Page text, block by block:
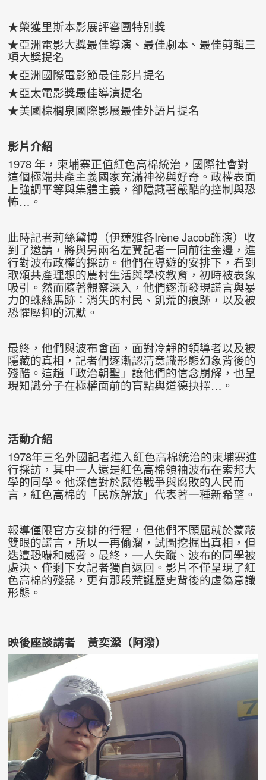
★榮獲里斯本影展評審團特別獎
★亞洲電影大獎最佳導演、最佳劇本、最佳剪輯三
項大獎提名
★亞洲國際電影節最佳影片提名
★亞太電影獎最佳導演提名
★美國棕櫚泉國際影展最佳外語片提名
影片介紹
1978 年，柬埔寨正值紅色高棉統治，國際社會對
這個極端共產主義國家充滿神祕與好奇。政權表面
上強調平等與集體主義，卻隱藏著嚴酷的控制與恐
怖…。
此時記者莉絲黛博（伊蓮雅各Irène Jacob飾演）收
到了邀請，將與另兩名左翼記者一同前往金邊，進
行對波布政權的採訪。他們在導遊的安排下，看到
歌頌共產理想的農村生活與學校教育，初時被表象
吸引。然而隨著觀察深入，他們逐漸發現謊言與暴
力的蛛絲馬跡：消失的村民、飢荒的痕跡，以及被
恐懼壓抑的沉默。
最終，他們與波布會面，面對冷靜的領導者以及被
隱藏的真相，記者們逐漸認清意識形態幻象背後的
殘酷。這趟「政治朝聖」讓他們的信念崩解，也呈
現知識分子在極權面前的盲點與道德抉擇…。
活動介紹
1978年三名外國記者進入紅色高棉統治的柬埔寨進
行採訪，其中一人還是紅色高棉領袖波布在索邦大
學的同學。他深信對於厭倦戰爭與腐敗的人民而
言，紅色高棉的「民族解放」代表著一種新希望。
報導僅限官方安排的行程，但他們不願屈就於蒙蔽
雙眼的謊言，所以一再偷溜，試圖挖掘出真相，但
迭遭恐嚇和威脅。最終，一人失蹤、波布的同學被
處決、僅剩下女記者獨自返回。影片不僅呈現了紅
色高棉的殘暴，更有那段荒誕歷史背後的虛偽意識
形態。
映後座談講者 黃奕瀠（阿潑）